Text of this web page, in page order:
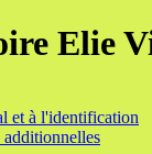
et à l'identification